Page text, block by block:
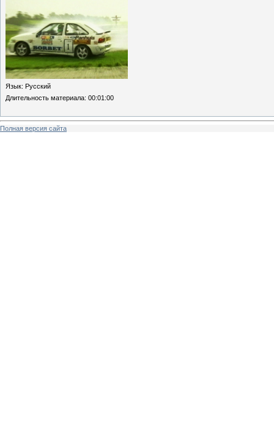
Язык: Русский
Длительность материала: 00:01:00
Полная версия сайта